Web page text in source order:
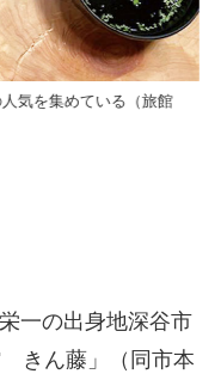
気を集めている（旅館
一の出身地深谷市
きん藤」（同市本